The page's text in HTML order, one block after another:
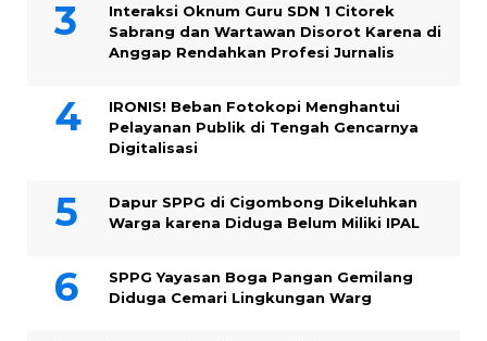
Interaksi Oknum Guru SDN 1 Citorek
Sabrang dan Wartawan Disorot Karena di
Anggap Rendahkan Profesi Jurnalis
IRONIS! Beban Fotokopi Menghantui
Pelayanan Publik di Tengah Gencarnya
Digitalisasi
Dapur SPPG di Cigombong Dikeluhkan
Warga karena Diduga Belum Miliki IPAL
SPPG Yayasan Boga Pangan Gemilang
Diduga Cemari Lingkungan Warg